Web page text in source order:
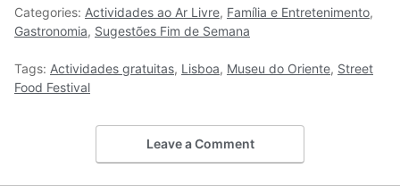
Categories: Actividades ao Ar Livre, Família e Entretenimento,
Gastronomia, Sugestões Fim de Semana
Tags: Actividades gratuitas, Lisboa, Museu do Oriente, Street
Food Festival
Leave a Comment